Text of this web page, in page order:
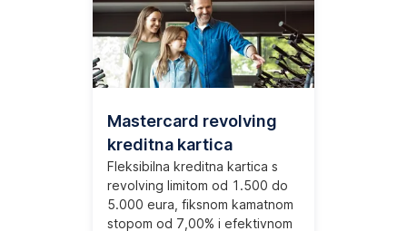
Mastercard revolving
kreditna kartica
Fleksibilna kreditna kartica s
revolving limitom od 1.500 do
5.000 eura, fiksnom kamatnom
stopom od 7,00% i efektivnom